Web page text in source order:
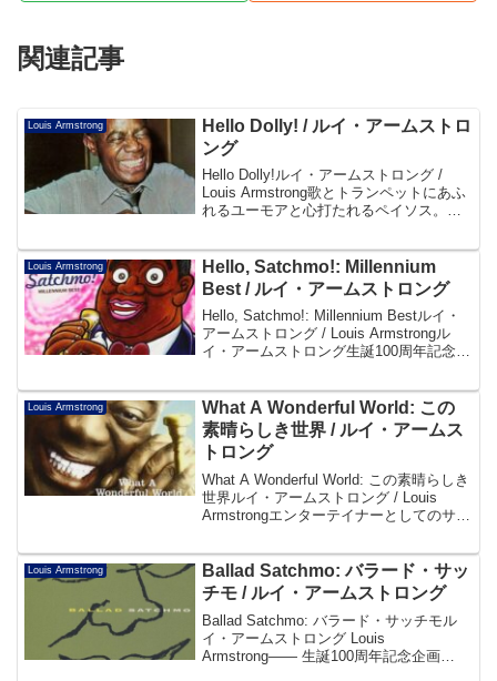
関連記事
Louis Armstrong
Hello Dolly! / ルイ・アームストロ
ング
Hello Dolly!ルイ・アームストロング /
Louis Armstrong歌とトランペットにあふ
れるユーモアと心打たれるペイソス。サ
リー」が楽しいKAPP盤！帯(VIM5610)よ
りDisc101...
Louis Armstrong
Hello, Satchmo!: Millennium
Best / ルイ・アームストロング
Hello, Satchmo!: Millennium Bestルイ・
アームストロング / Louis Armstrongル
イ・アームストロング生誕100周年記念サ
abc、Kapp、Verve、Merc...
Louis Armstrong
What A Wonderful World: この
素晴らしき世界 / ルイ・アームス
トロング
What A Wonderful World: この素晴らしき
世界ルイ・アームストロング / Louis
Armstrongエンターテイナーとしてのサッ
カル作品。ルイ・アームストロングが60
年代後半に録音...
Louis Armstrong
Ballad Satchmo: バラード・サッ
チモ / ルイ・アームストロング
Ballad Satchmo: バラード・サッチモル
イ・アームストロング Louis
Armstrong―― 生誕100周年記念企画